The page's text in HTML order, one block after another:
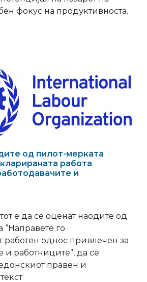
фокус на продуктивноста.
од пилот-мерката
работа
и
е да се оценат наодите од
“Направете го
работен однос привлечен за
и работниците”, да се
правен и